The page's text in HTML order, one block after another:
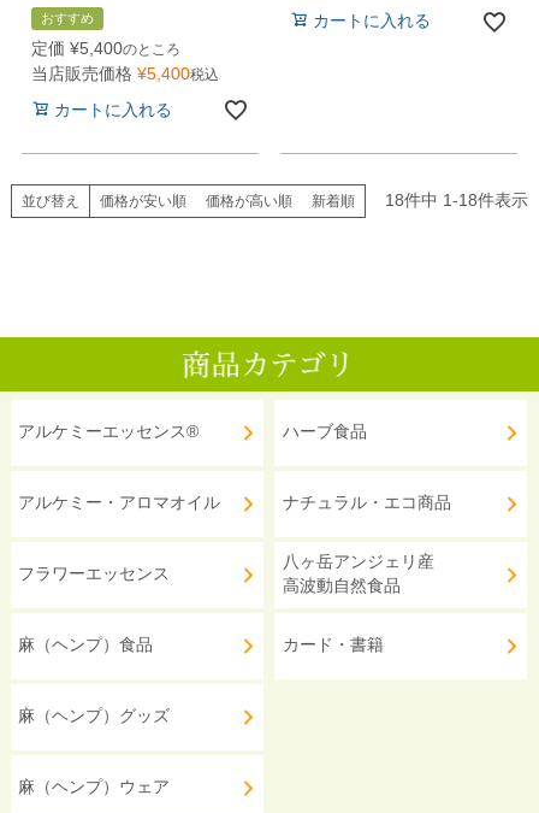
おすすめ
定価 ¥5,400のところ
当店販売価格 ¥5,400税込
カートに入れる
カートに入れる
並び替え 価格が安い順 価格が高い順 新着順 18件中 1-18件表示
アルケミーエッセンス®
アルケミー・アロマオイル
フラワーエッセンス
麻（ヘンプ）食品
麻（ヘンプ）グッズ
麻（ヘンプ）ウェア
ハーブ食品
ナチュラル・エコ商品
八ヶ岳アンジェリ産
高波動自然食品
カード・書籍